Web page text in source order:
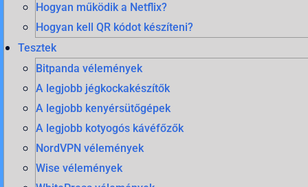
Hogyan működik a Netflix?
Hogyan kell QR kódot készíteni?
Tesztek
Bitpanda vélemények
A legjobb jégkockakészítők
A legjobb kenyérsütőgépek
A legjobb kotyogós kávéfőzők
NordVPN vélemények
Wise vélemények